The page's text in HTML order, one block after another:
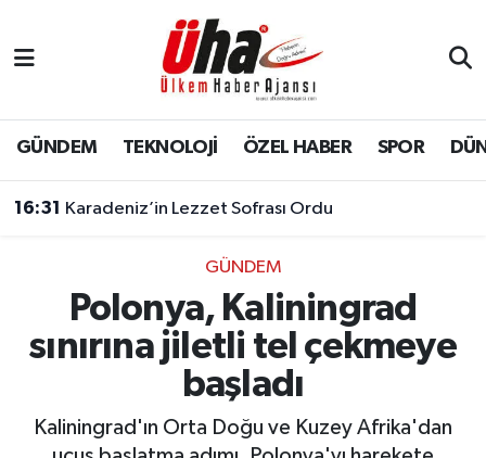
GÜNDEM TEKNOLOJİ ÖZEL HABER SPOR
16:31 Karadeniz’in Lezzet Sofrası Ordu
GÜNDEM
Polonya, Kaliningrad
sınırına jiletli tel çekmeye
başladı
Kaliningrad'ın Orta Doğu ve Kuzey Afrika'dan
İstanbul Nöbetçi Eczaneler
İstanbul Hava Durumu
Süper Lig Puan Durumu ve Fikstür
Tüm Manşetler